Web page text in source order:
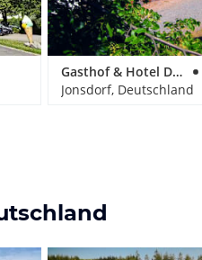
Gasthof & Hotel Dammschenke
Jonsdorf, Deutschland